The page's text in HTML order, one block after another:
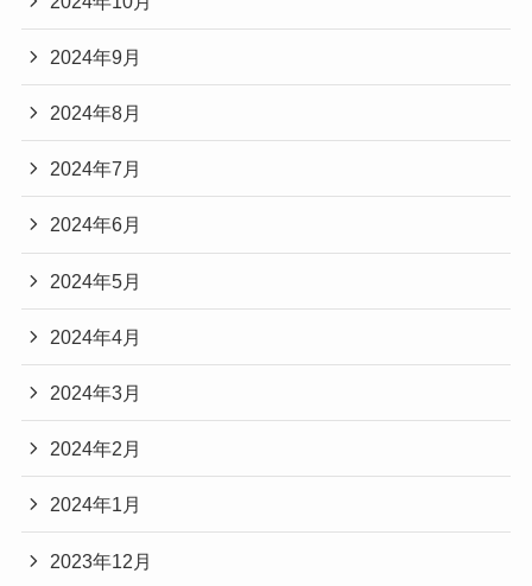
2024年9月
2024年8月
2024年7月
2024年6月
2024年5月
2024年4月
2024年3月
2024年2月
2024年1月
2023年12月